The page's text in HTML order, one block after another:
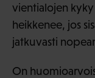
vientialojen
heikkenee, jos
jatkuvasti
On